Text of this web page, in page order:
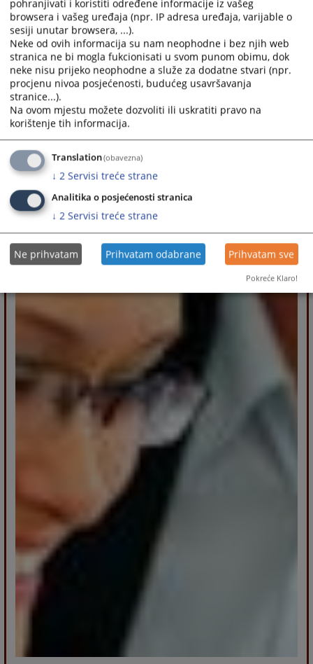
pohranjivati i koristiti određene informacije iz vašeg
browsera i vašeg uređaja (npr. IP adresa uređaja, varijable o
sesiji unutar browsera, ...).
Neke od ovih informacija su nam neophodne i bez njih web
stranica ne bi mogla fukcionisati u svom punom obimu, dok
neke nisu prijeko neophodne a služe za dodatne stvari (npr.
procjenu nivoa posjećenosti, budućeg usavršavanja
stranice...).
Na ovom mjestu možete dozvoliti ili uskratiti pravo na
korištenje tih informacija.
Translation(obavezna)
↓ 2 Servisi treće strane
Analitika o posjećenosti stranica
↓ 2 Servisi treće strane
Ne prihvatam Prihvatam odabrane Prihvatam sve
Pokreće Klaro!